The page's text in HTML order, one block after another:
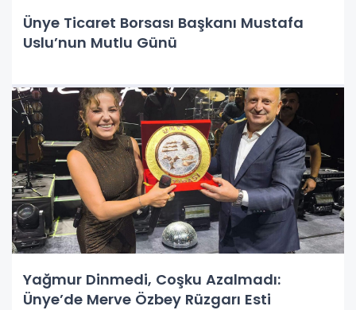
Ünye Ticaret Borsası Başkanı Mustafa
Uslu’nun Mutlu Günü
Yağmur Dinmedi, Coşku Azalmadı:
Ünye’de Merve Özbey Rüzgarı Esti